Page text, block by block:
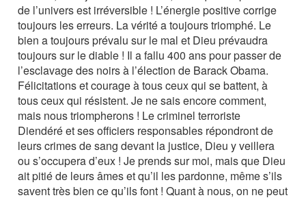
de l’univers est irréversible ! L’énergie positive corrige
toujours les erreurs. La vérité a toujours triomphé. Le
bien a toujours prévalu sur le mal et Dieu prévaudra
toujours sur le diable ! Il a fallu 400 ans pour passer de
l’esclavage des noirs à l’élection de Barack Obama.
Félicitations et courage à tous ceux qui se battent, à
tous ceux qui résistent. Je ne sais encore comment,
mais nous triompherons ! Le criminel terroriste
Diendéré et ses officiers responsables répondront de
leurs crimes de sang devant la justice, Dieu y veillera
ou s’occupera d’eux ! Je prends sur moi, mais que Dieu
ait pitié de leurs âmes et qu’il les pardonne, même s’ils
savent très bien ce qu’ils font ! Quant à nous, on ne peut